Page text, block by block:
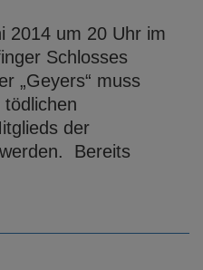
2014 um 20 Uhr im
Schlosses
„Geyers“ muss
der
Bereits